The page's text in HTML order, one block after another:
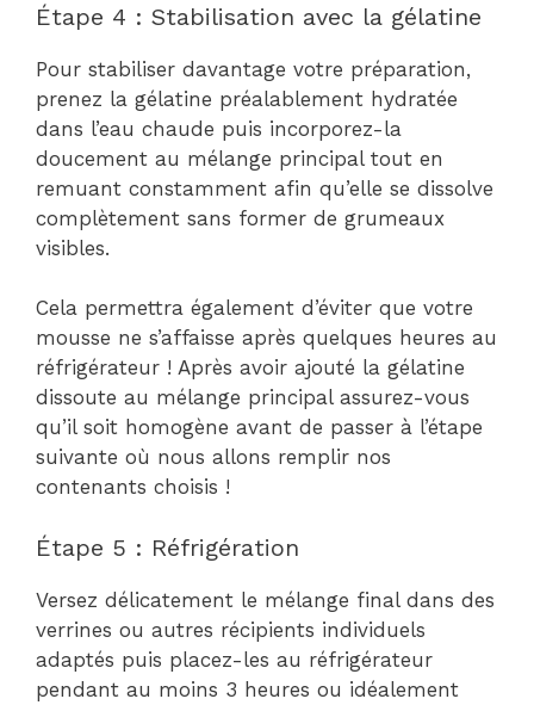
Étape 4 : Stabilisation avec la gélatine
Pour stabiliser davantage votre préparation,
prenez la gélatine préalablement hydratée
dans l’eau chaude puis incorporez-la
doucement au mélange principal tout en
remuant constamment afin qu’elle se dissolve
complètement sans former de grumeaux
visibles.
Cela permettra également d’éviter que votre
mousse ne s’affaisse après quelques heures au
réfrigérateur ! Après avoir ajouté la gélatine
dissoute au mélange principal assurez-vous
qu’il soit homogène avant de passer à l’étape
suivante où nous allons remplir nos
contenants choisis !
Étape 5 : Réfrigération
Versez délicatement le mélange final dans des
verrines ou autres récipients individuels
adaptés puis placez-les au réfrigérateur
pendant au moins 3 heures ou idéalement